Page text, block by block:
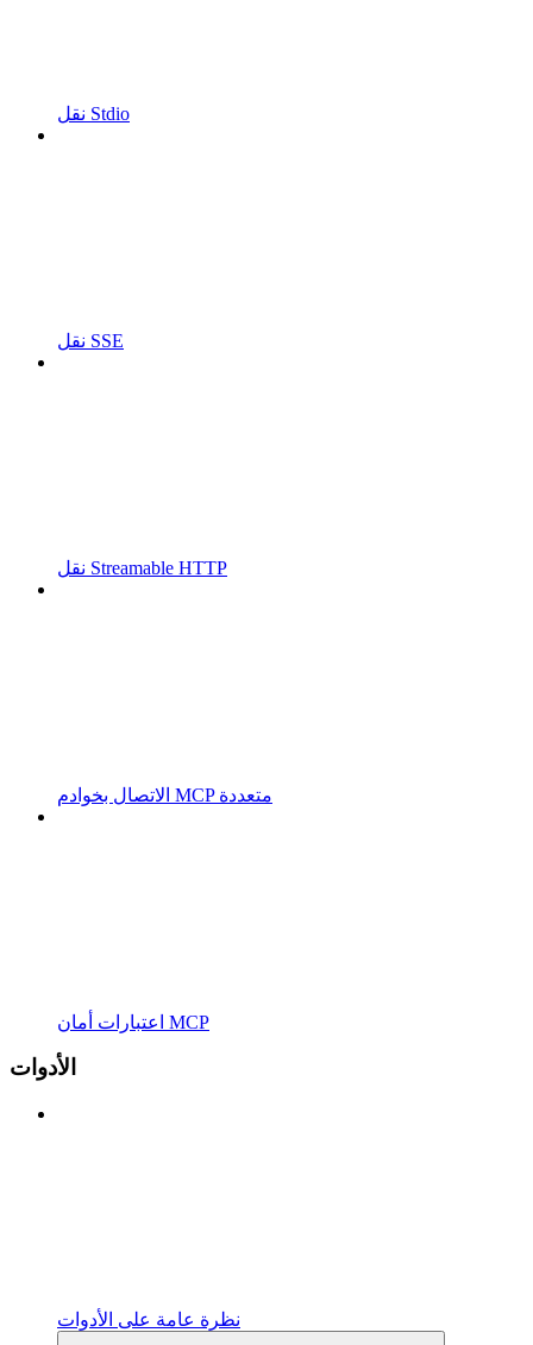
نقل Stdio
نقل SSE
نقل Streamable HTTP
الاتصال بخوادم MCP متعددة
اعتبارات أمان MCP
الأدوات
نظرة عامة على الأدوات